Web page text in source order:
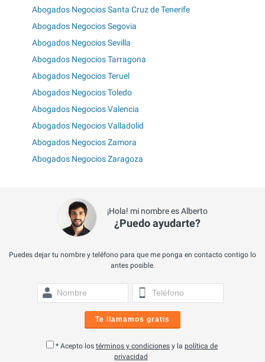
Abogados Negocios Santa Cruz de Tenerife
Abogados Negocios Segovia
Abogados Negocios Sevilla
Abogados Negocios Tarragona
Abogados Negocios Teruel
Abogados Negocios Toledo
Abogados Negocios Valencia
Abogados Negocios Valladolid
Abogados Negocios Zamora
Abogados Negocios Zaragoza
¡Hola! mi nombre es Alberto
¿Puedo ayudarte?
Puedes dejar tu nombre y teléfono para que me ponga en contacto contigo lo
antes posible.
Te llamamos gratis
* Acepto los términos y condiciones y la política de
privacidad